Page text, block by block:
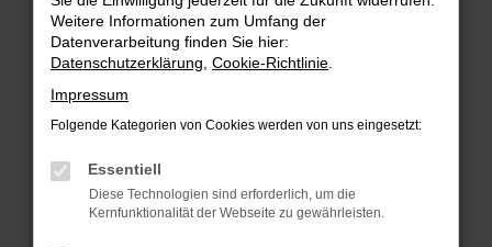
Überprüfe deine Firewall und deine
Internetverbindung.
Laden andere Webseiten, zum Beispiel deine
Suchmaschine?
Prüfe deine Browsererweiterungen.
können das Laden bestimmter Seiten
verhindern. Funktioniert die Seite in einem
anderen Browser oder in einem privaten
Weitere Informationen zum Umfang der
Datenverarbeitung finden Sie hier:
Datenschutzerklärung Cookie-Richtlinie
Impressum
Folgende Kategorien von Cookies werden von uns eingesetzt:
Essentiell
Diese Technologien sind erforderlich, um die
Kernfunktionalität der Webseite zu gewährleisten.